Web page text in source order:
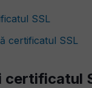
SSL
certificatul SSL
certificatul